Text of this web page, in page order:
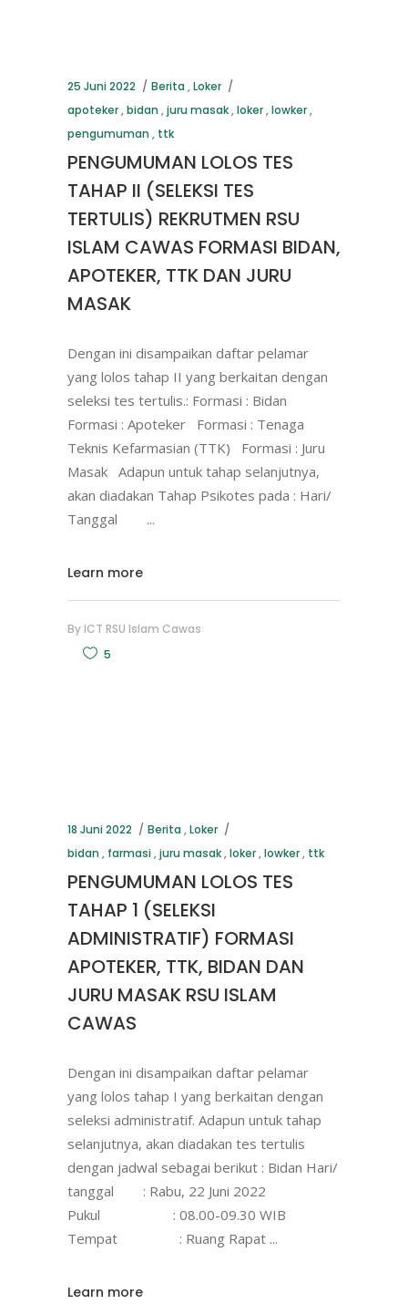
25 Juni 2022 Berita ,Loker
apoteker,bidan ,juru masak,loker,lowker,
pengumuman , ttk
PENGUMUMAN LOLOS TES
TAHAP II (SELEKSI TES
TERTULIS) REKRUTMEN RSU
ISLAM CAWAS FORMASI BIDAN,
APOTEKER, TTK DAN JURU
MASAK
Dengan ini disampaikan daftar pelamar
yang lolos tahap II yang berkaitan dengan
seleksi tes tertulis.: Formasi : Bidan
Formasi : Apoteker Formasi : Tenaga
Teknis Kefarmasian (TTK) Formasi : Juru
Masak Adapun untuk tahap selanjutnya,
akan diadakan Tahap Psikotes pada : Hari/
Tanggal
Learn more
By ICT RSU Islam Cawas
5
18 Juni 2022 Berita ,Loker
bidan , farmasi,juru masak,loker,lowker, ttk
PENGUMUMAN LOLOS TES
TAHAP 1 (SELEKSI
ADMINISTRATIF) FORMASI
APOTEKER, TTK, BIDAN DAN
JURU MASAK RSU ISLAM
CAWAS
Dengan ini disampaikan daftar pelamar
yang lolos tahap I yang berkaitan dengan
seleksi administratif. Adapun untuk tahap
selanjutnya, akan diadakan tes tertulis
dengan jadwal sebagai berikut : Bidan Hari/
tanggal : Rabu, 22 Juni 2022
Pukul : 08.00-09.30 WIB
Tempat : Ruang Rapat
Learn more